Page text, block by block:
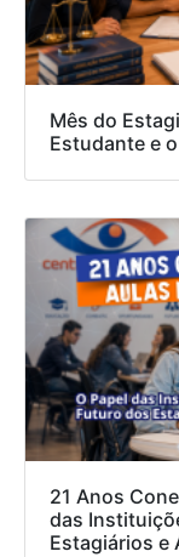
Mês do
Estudante e
21 Anos
das
Estagiários e